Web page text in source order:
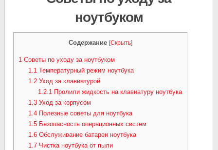
ноутбуком
Содержание [Скрыть]
1 Советы по уходу за ноутбуком
1.1Температурный режим ноутбука
1.2Уход за клавиатурой
1.2.1Пролили жидкость на клавиатуру ноутбука
1.3Уход за корпусом
1.4Полезные советы для ноутбука
1.5Безопасность операционных систем
1.6Обслуживание батареи ноутбука
1.7Чистка ноутбука от пыли